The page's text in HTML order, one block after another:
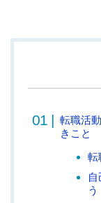
転職活
きこと
転
う